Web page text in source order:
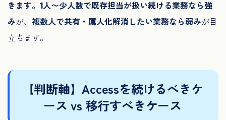
きます。 1人〜少人数で既存担当が扱い続ける業務なら強
みが、 複数人で共有・属人化解消したい業務なら弱みが目
立ちます。
【判断軸】Accessを続けるべきケ
ース vs 移行すべきケース